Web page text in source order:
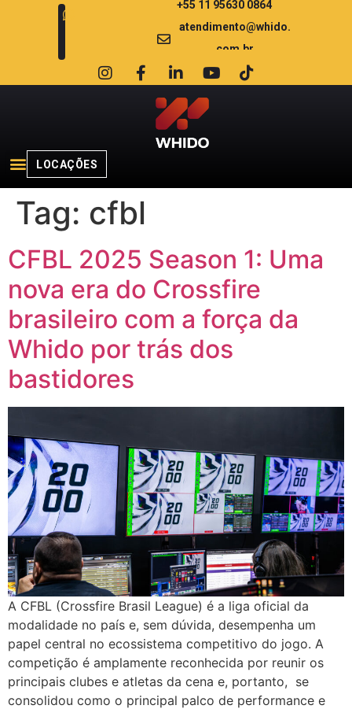
+55 11 95630 0864
atendimento@whido.
com.br
LOCAÇÕES
Tag: cfbl
CFBL 2025 Season 1: Uma
nova era do Crossfire
brasileiro com a força da
Whido por trás dos
bastidores
A CFBL (Crossfire Brasil League) é a liga oficial da
modalidade no país e, sem dúvida, desempenha um
papel central no ecossistema competitivo do jogo. A
competição é amplamente reconhecida por reunir os
principais clubes e atletas da cena e, portanto, se
consolidou como o principal palco de performance e